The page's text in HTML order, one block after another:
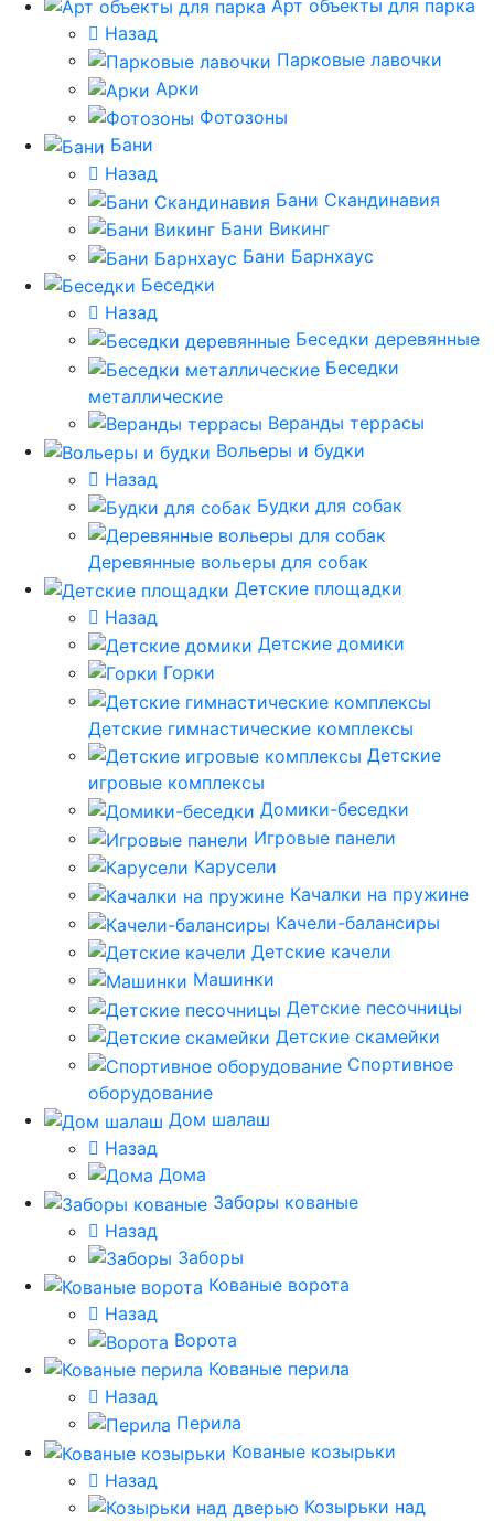
Арт объекты для парка
Назад
Парковые лавочки
Арки
Фотозоны
Бани
Назад
Бани Скандинавия
Бани Викинг
Бани Барнхаус
Беседки
Назад
Беседки деревянные
Беседки
металлические
Веранды террасы
Вольеры и будки
Назад
Будки для собак
Деревянные вольеры для собак
Детские площадки
Назад
Детские домики
Горки
Детские гимнастические комплексы
Детские
игровые комплексы
Домики-беседки
Игровые панели
Карусели
Качалки на пружине
Качели-балансиры
Детские качели
Машинки
Детские песочницы
Детские скамейки
Спортивное
оборудование
Дом шалаш
Назад
Дома
Заборы кованые
Назад
Заборы
Кованые ворота
Назад
Ворота
Кованые перила
Назад
Перила
Кованые козырьки
Назад
Козырьки над